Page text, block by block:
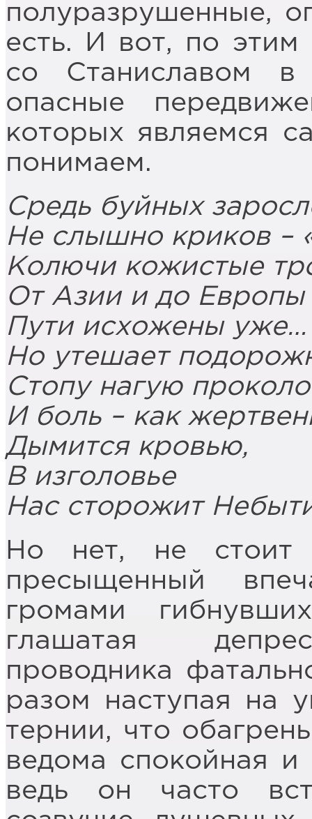
полуразрушенные,
есть. И вот, по
со Станиславом в
опасные
которых являемся
понимаем.
Средь буйных
Не слышно криков –
Колючи кожистые
От Азии и до Европы
Пути исхожены уже…
Но утешает
Стопу нагую
И боль – как
Дымится кровью,
В изголовье
Нас сторожит
Но нет, не стоит
пресыщенный
громами
глашатая
проводника
разом наступая на
тернии, что
ведома спокойная и
ведь он часто